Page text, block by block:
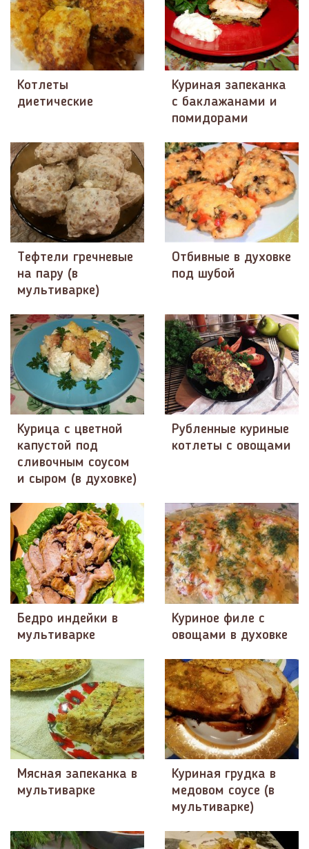
Котлеты
диетические
Куриная запеканка
с баклажанами и
помидорами
Тефтели гречневые
на пару (в
мультиварке)
Отбивные в духовке
под шубой
Курица с цветной
капустой под
сливочным соусом
и сыром (в духовке)
Рубленные куриные
котлеты с овощами
Бедро индейки в
мультиварке
Куриное филе с
овощами в духовке
Мясная запеканка в
мультиварке
Куриная грудка в
медовом соусе (в
мультиварке)